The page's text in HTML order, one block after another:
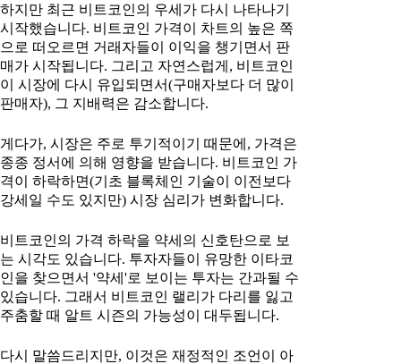
하지만 최근 비트코인의 우세가 다시 나타나기
시작했습니다. 비트코인 가격이 차트의 높은 쪽
으로 떠오르면 거래자들이 이익을 챙기면서 판
매가 시작됩니다. 그리고 자연스럽게, 비트코인
이 시장에 다시 유입되면서(구매자보다 더 많이
판매자), 그 지배력은 감소합니다.
게다가, 시장은 주로 투기적이기 때문에, 가격은
종종 정서에 의해 영향을 받습니다. 비트코인 가
격이 하락하면(기초 블록체인 기술이 이전보다
강세일 수도 있지만) 시장 심리가 변화합니다.
비트코인의 가격 하락을 약세의 신호탄으로 보
는 시각도 있습니다. 투자자들이 유망한 이타코
인을 찾으면서 '약세'로 보이는 투자는 간과될 수
있습니다. 그래서 비트코인 랠리가 다리를 잃고
주춤할 때 알트 시즌의 가능성이 대두됩니다.
다시 말씀드리지만, 이것은 재정적인 조언이 아